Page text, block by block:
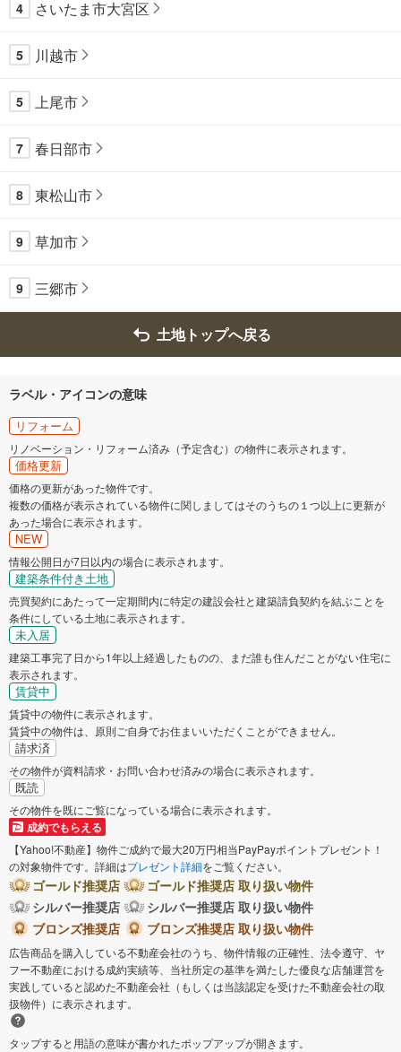
4 さいたま市大宮区
5 川越市
5 上尾市
7 春日部市
8 東松山市
9 草加市
9 三郷市
土地トップへ戻る
ラベル・アイコンの意味
リフォーム
リノベーション・リフォーム済み（予定含む）の物件に表示されます。
価格更新
価格の更新があった物件です。
複数の価格が表示されている物件に関しましてはそのうちの１つ以上に更新が
あった場合に表示されます。
NEW
情報公開日が7日以内の場合に表示されます。
建築条件付き土地
売買契約にあたって一定期間内に特定の建設会社と建築請負契約を結ぶことを
条件にしている土地に表示されます。
未入居
建築工事完了日から1年以上経過したものの、まだ誰も住んだことがない住宅に
表示されます。
賃貸中
賃貸中の物件に表示されます。
賃貸中の物件は、原則ご自身でお住まいいただくことができません。
請求済
その物件が資料請求・お問い合わせ済みの場合に表示されます。
既読
その物件を既にご覧になっている場合に表示されます。
成約でもらえる
【Yahoo!不動産】物件ご成約で最大20万円相当PayPayポイントプレゼント！
の対象物件です。詳細はプレゼント詳細をご覧ください。
ゴールド推奨店
ゴールド推奨店 取り扱い物件
シルバー推奨店
シルバー推奨店 取り扱い物件
ブロンズ推奨店
ブロンズ推奨店 取り扱い物件
広告商品を購入している不動産会社のうち、物件情報の正確性、法令遵守、ヤ
フー不動産における成約実績等、当社所定の基準を満たした優良な店舗運営を
実践していると認めた不動産会社（もしくは当該認定を受けた不動産会社の取
扱物件）に表示されます。
タップすると用語の意味が書かれたポップアップが開きます。